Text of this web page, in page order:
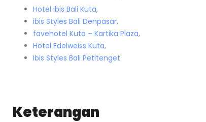
Hotel ibis Bali Kuta,
ibis Styles Bali Denpasar,
favehotel Kuta – Kartika Plaza,
Hotel Edelweiss Kuta,
Ibis Styles Bali Petitenget
Keterangan